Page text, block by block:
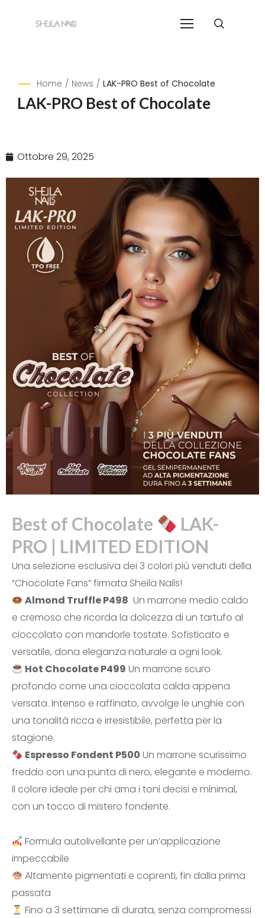
Home / News / LAK-PRO Best of Chocolate
LAK-PRO Best of Chocolate
Ottobre 29, 2025
Best of Chocolate
LAK-
PRO | LIMITED EDITION
Una selezione esclusiva dei 3 colori più venduti della
“Chocolate Fans” firmata Sheila Nails!
Almond Truffle P498 Un marrone medio caldo
e cremoso che ricorda la dolcezza di un tartufo al
cioccolato con mandorle tostate. Sofisticato e
versatile, dona eleganza naturale a ogni look.
Hot Chocolate P499 Un marrone scuro
profondo come una cioccolata calda appena
versata. Intenso e raffinato, avvolge le unghie con
una tonalità ricca e irresistibile, perfetta per la
stagione.
Espresso Fondent P500 Un marrone scurissimo
freddo con una punta di nero, elegante e moderno.
Il colore ideale per chi ama i toni decisi e minimal,
con un tocco di mistero fondente.
Formula autolivellante per un’applicazione
impeccabile
Altamente pigmentati e coprenti, fin dalla prima
passata
Fino a 3 settimane di durata, senza compromessi